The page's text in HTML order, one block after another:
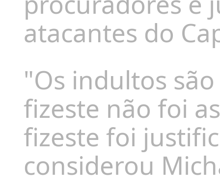
atacantes do
"Os indultos
fizeste não foi
fizeste foi
considerou